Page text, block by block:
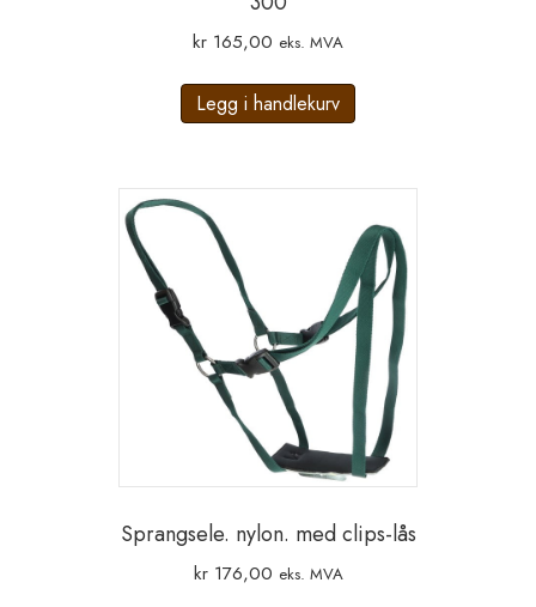
kr 165,00 eks. MVA
Legg i handlekurv
Sprangsele. nylon. med clips-lås
kr176,00 eks. MVA